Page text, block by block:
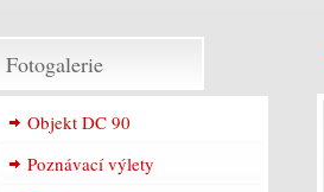
Fotogalerie
Objekt DC 90
Poznávací výlety